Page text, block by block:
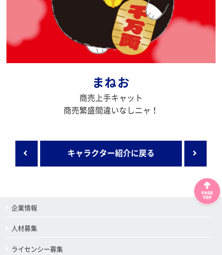
まねお
商売上手キャット
商売繁盛間違いなしニャ！
キャラクター紹介に戻る
企業情報
人材募集
ライセンシー募集